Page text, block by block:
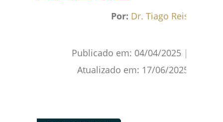
Por: Dr. Tiago Reis
Publicado em: 04/04/2025 |
Atualizado em: 17/06/2025